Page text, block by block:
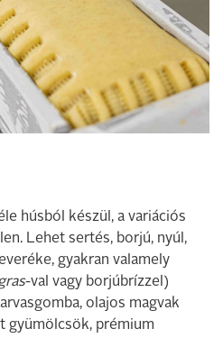
húsból készül, a variációs
Lehet sertés, borjú, nyúl,
gyakran valamely
-val vagy borjúbrízzel)
olajos magvak
gyümölcsök, prémium